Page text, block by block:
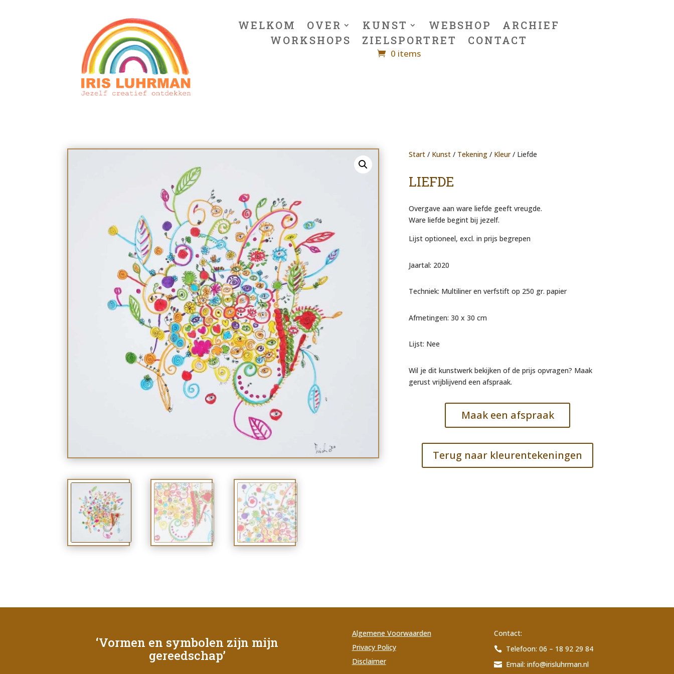
WELKOM OVER KUNST WEBSHOP
ARCHIEF
WORKSHOPS
ZIELSPORTRET CONTACT
0 items
Start/ Kunst/ Tekening/ Kleur/ Liefde
LIEFDE
Overgave aan ware liefde geeft vreugde.
Ware liefde begint bij jezelf.
Lijst optioneel, excl. in prijs begrepen
Jaartal: 2020
Techniek: Multiliner en verfstift op 250 gr. papier
Afmetingen: 30 x 30 cm
Lijst: Nee
Wil je dit kunstwerk bekijken of de prijs opvragen? Maak
gerust vrijblijvend een afspraak.
Maak een afspraak
Terug naar kleurentekeningen
‘Vormen en symbolen zijn mijn
gereedschap’
Algemene Voorwaarden
Privacy Policy
Disclaimer
Contact:
 Telefoon: 06 – 18 92 29 84
 Email:info@irisluhrman.nl